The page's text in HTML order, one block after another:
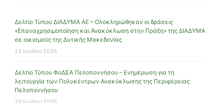
Δελτίο Τύπου ΔΙΑΔΥΜΑ ΑΕ – Ολοκληρώθηκαν οι δράσεις
«Επαναχρησιμοποίηση και Ανακύκλωση στην Πράξη» της ΔΙΑΔΥΜΑ
σε οικισμούς της Δυτικής Μακεδονίας
24 Ιουλίου 2026
Δελτίο Τύπου ΦοΔΣΑ Πελοποννήσου – Ενημέρωση για τη
λειτουργία των Πολυκέντρων Ανακύκλωσης της Περιφέρειας
Πελοποννήσου